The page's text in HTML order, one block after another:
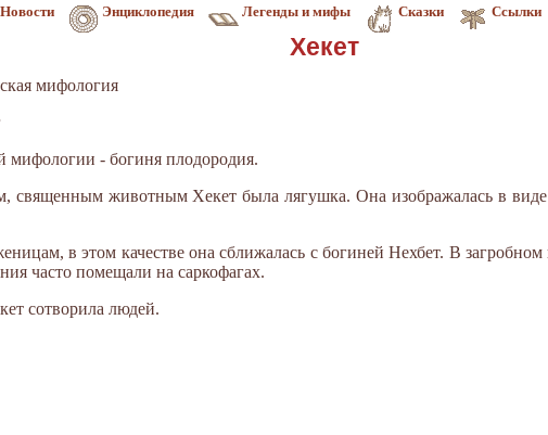
Новости Энциклопедия Легенды и мифы Сказки Ссылки
Хекет
мифология
мифологии - богиня плодородия.
священным животным Хекет была лягушка. Она изображалась в
в этом качестве она сближалась с богиней Нехбет. В загробном
часто помещали на саркофагах.
сотворила людей.